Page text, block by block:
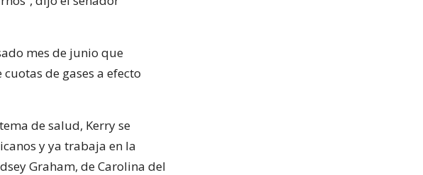
mes de junio que
de gases a efecto
de salud, Kerry se
y ya trabaja en la
Graham, de Carolina del